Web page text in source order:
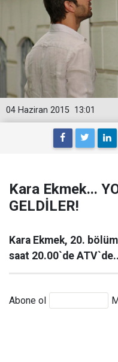
13:01
04 Haziran 2015
Kara Ekmek...
GELDİLER!
Kara Ekmek, 20.
saat 20.00`de
Abone ol